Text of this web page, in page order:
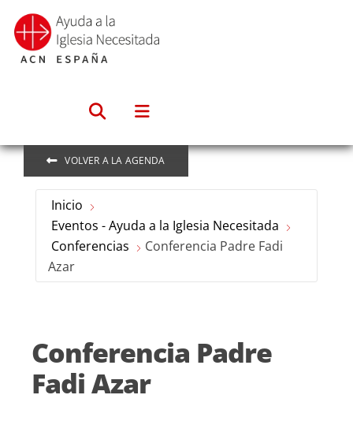
Saltar
contenido
VOLVER A LA AGENDA
Inicio
Eventos - Ayuda a la Iglesia Necesitada
Conferencias
Conferencia Padre Fadi
Azar
Conferencia Padre
Fadi Azar